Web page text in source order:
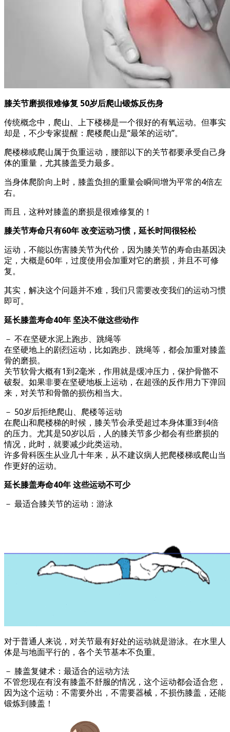
膝关节磨损很难修复 50岁后爬山锻炼反伤身
传统概念中，爬山、上下楼梯是一个很好的有氧运动。但事实
却是，不少专家提醒：爬楼爬山是“最笨的运动”。
爬楼梯或爬山属于负重运动，腰部以下的关节都要承受自己身
体的重量，尤其膝盖受力最多。
当身体爬阶向上时，膝盖负担的重量会瞬间增为平常的4倍左
右。
而且，这种对膝盖的磨损是很难修复的！
膝关节寿命只有60年 改变运动习惯，延长时间很轻松
运动，不能以伤害膝关节为代价，因为膝关节的寿命由基因决
定，大概是60年，过度使用会加重对它的磨损，并且不可修
复。
其实，解决这个问题并不难，我们只需要改变我们的运动习惯
即可。
延长膝盖寿命40年 坚决不做这些动作
－ 不在坚硬水泥上跑步、跳绳等
在坚硬地上的剧烈运动，比如跑步、跳绳等，都会加重对膝盖
骨的磨损。
关节软骨大概有1到2毫米，作用就是缓冲压力，保护骨骼不
破裂。如果非要在坚硬地板上运动，在超强的反作用力下弹回
来，对关节和骨骼的损伤相当大。
－ 50岁后拒绝爬山、爬楼等运动
在爬山和爬楼梯的时候，膝关节会承受超过本身体重3到4倍
的压力。尤其是50岁以后，人的膝关节多少都会有些磨损的
情况，此时，就要减少此类运动。
许多骨科医生从业几十年来，从不建议病人把爬楼梯或爬山当
作更好的运动。
延长膝盖寿命40年 这些运动不可少
－ 最适合膝关节的运动：游泳
对于普通人来说，对关节最有好处的运动就是游泳。在水里人
体是与地面平行的，各个关节基本不负重。
－ 膝盖复健术：最适合的运动方法
不管您现在有没有膝盖不舒服的情况，这个运动都会适合您，
因为这个运动：不需要外出，不需要器械，不损伤膝盖，还能
锻炼到膝盖！